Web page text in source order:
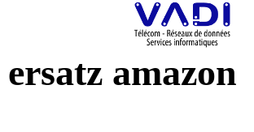
Sildenafil citrate
ersatz amazon